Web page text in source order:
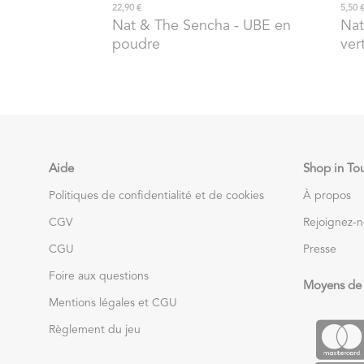
22,90 €
Nat & The Sencha - UBE en
poudre
5,50 €
Aide
Politiques de confidentialité et de cookies
CGV
CGU
Foire aux questions
Mentions légales et CGU
Règlement du jeu
Shop in
À propos
Rejoignez-
Presse
Moyens